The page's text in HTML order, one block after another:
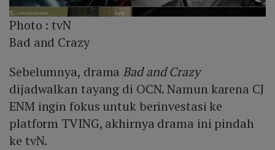
Photo :tvN
Bad and Crazy
Sebelumnya, drama Bad and Crazy
dijadwalkan tayang di OCN. Namun karena CJ
ENM ingin fokus untuk berinvestasi ke
platform TVING, akhirnya drama ini pindah
ke tvN.